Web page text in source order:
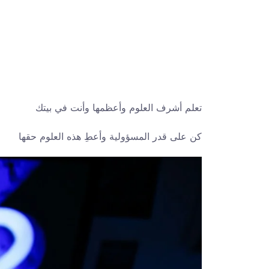
تعلم أشرف العلوم وأعظمها وأنت في بيتك
كن على قدر المسؤولية وأعطِ هذه العلوم حقها